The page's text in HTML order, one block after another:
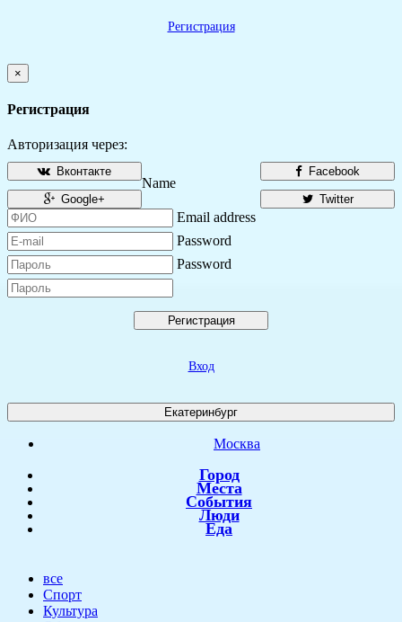
Регистрация
×
Регистрация
Авторизация через:
Facebook
Вконтакте
Twitter
Google+
Name
Email address
Password
Password
Регистрация
Вход
Екатеринбург
Москва
Город
Места
События
Люди
Еда
все
Спорт
Культура